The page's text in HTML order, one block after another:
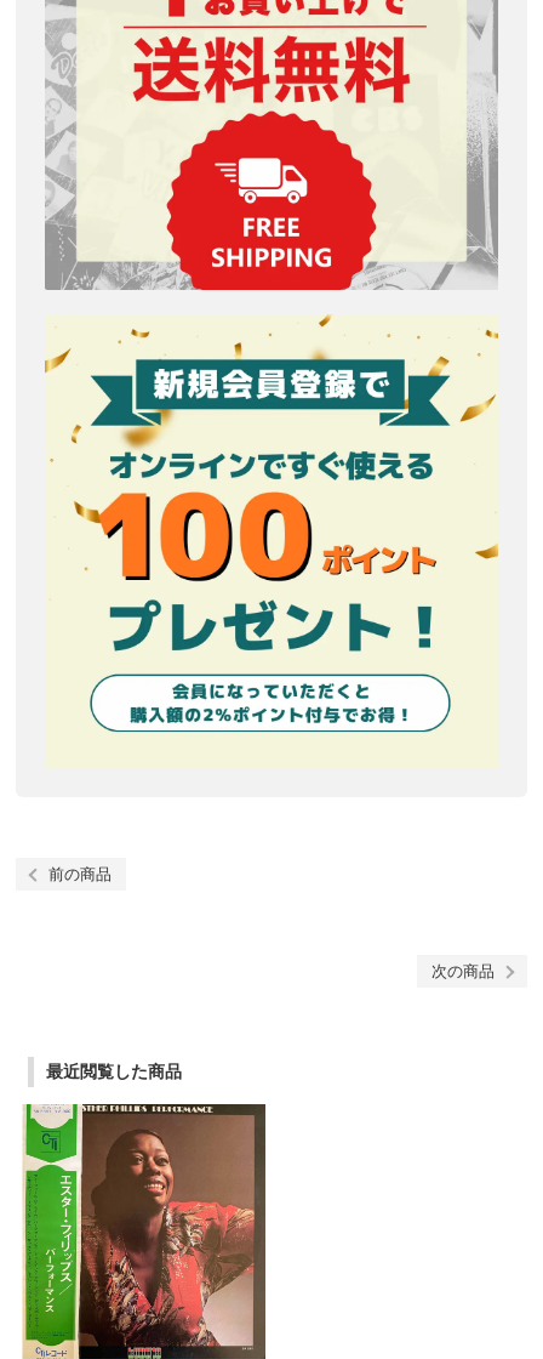
前の商品
次の商品
最近閲覧した商品